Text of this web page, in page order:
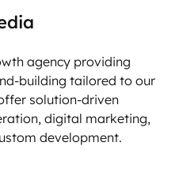
agency providing
building tailored to our
solution-driven
digital marketing,
development.